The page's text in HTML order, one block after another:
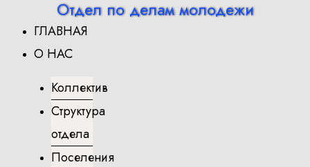
содержимому
Отдел по делам молодежи
ГЛАВНАЯ
О НАС
Коллектив
Структура
отдела
Поселения